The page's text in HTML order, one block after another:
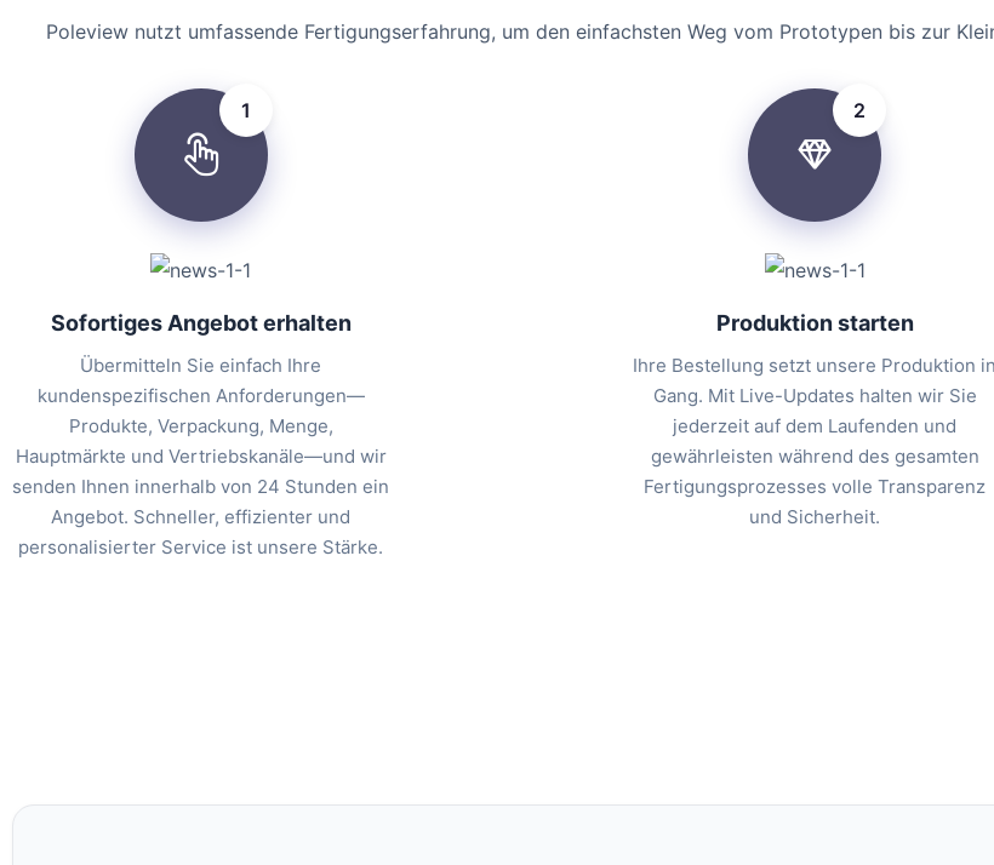
Poleview nutzt umfassende Fertigungserfahrung, um den einfachsten Weg vom Prototypen bis zur
1
Sofortiges Angebot erhalten
Übermitteln Sie einfach Ihre
kundenspezifischen Anforderungen—
Produkte, Verpackung, Menge,
Hauptmärkte und Vertriebskanäle—und wir
senden Ihnen innerhalb von 24 Stunden ein
Angebot. Schneller, effizienter und
personalisierter Service ist unsere Stärke.
2
Produktion starten
Ihre Bestellung setzt unsere Produktion in
Gang. Mit Live-Updates halten wir Sie
jederzeit auf dem Laufenden und
gewährleisten während des gesamten
Fertigungsprozesses volle Transparenz
und Sicherheit.